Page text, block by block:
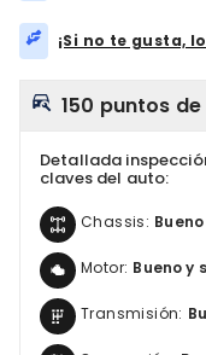
¡Si no te gusta,
150 puntos
Detallada
claves del auto:
Chassis:
Motor: Bueno y
Transmisión: